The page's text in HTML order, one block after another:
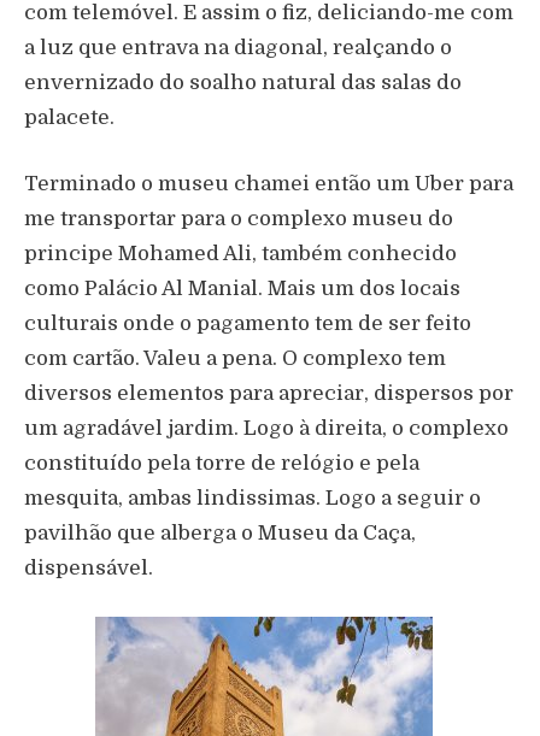
com telemóvel. E assim o fiz, deliciando-me com
a luz que entrava na diagonal, realçando o
envernizado do soalho natural das salas do
palacete.
Terminado o museu chamei então um Uber para
me transportar para o complexo museu do
principe Mohamed Ali, também conhecido
como Palácio Al Manial. Mais um dos locais
culturais onde o pagamento tem de ser feito
com cartão. Valeu a pena. O complexo tem
diversos elementos para apreciar, dispersos por
um agradável jardim. Logo à direita, o complexo
constituído pela torre de relógio e pela
mesquita, ambas lindissimas. Logo a seguir o
pavilhão que alberga o Museu da Caça,
dispensável.